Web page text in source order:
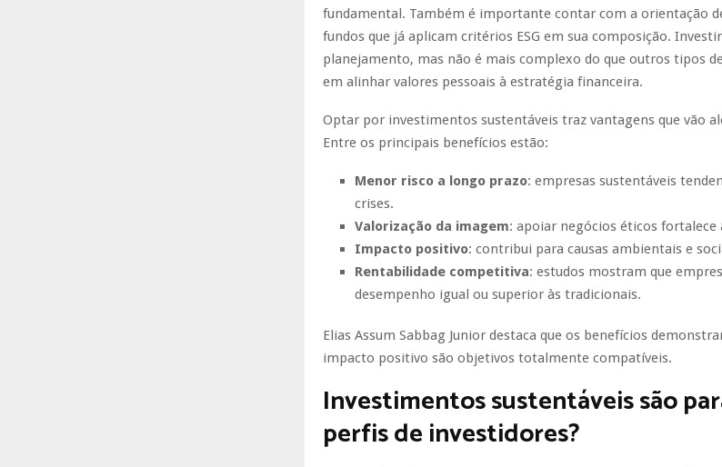
fundamental. Também é importante contar com a orientação
fundos que já aplicam critérios ESG em sua composição.
planejamento, mas não é mais complexo do que outros tipos
em alinhar valores pessoais à estratégia financeira.
Optar por investimentos sustentáveis traz vantagens que vão
Entre os principais benefícios estão:
Menor risco a longo prazo: empresas sustentáveis
crises.
Valorização da imagem: apoiar negócios éticos
Impacto positivo: contribui para causas ambientais e
Rentabilidade competitiva: estudos mostram que
desempenho igual ou superior às tradicionais.
Elias Assum Sabbag Junior destaca que os benefícios
impacto positivo são objetivos totalmente compatíveis.
Investimentos sustentáveis são
perfis de investidores?